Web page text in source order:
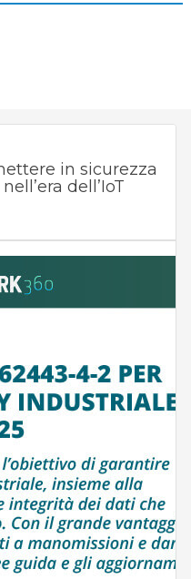
in sicurezza
dell’IoT